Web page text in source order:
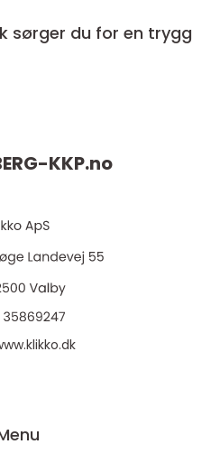
sørger du for en trygg
KKP.no